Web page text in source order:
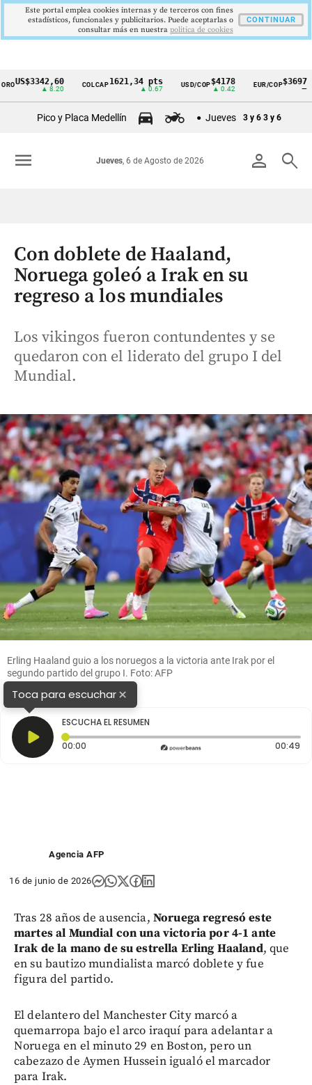
Cintillo
Colombia
US$3342,60
▲ 8.20
COLCAP 1621,34 pts
▲ 0.67
USD/COP$4178
▲ 0.42
EUR/COP$3697
Pico y Placa Medellín Jueves 3 y 6 3 y 6
person search
Jueves, 6 de Agosto de 2026
menu
Con doblete de Haaland,
Noruega goleó a Irak en su
regreso a los mundiales
Los vikingos fueron contundentes y se
quedaron con el liderato del grupo I del
Mundial.
Erling Haaland guio a los noruegos a la victoria ante Irak por el
segundo partido del grupo I. Foto: AFP
Toca para escuchar×
ESCUCHA EL RESUMEN
00:00 Tiempo transcurrido: 0 segundos 00:49
Agencia AFP
16 de junio de 2026
Tras 28 años de ausencia, Noruega regresó este
martes al Mundial con una victoria por 4-1 ante
Irak de la mano de su estrella Erling Haaland, que
en su bautizo mundialista marcó doblete y fue
figura del partido.
El delantero del Manchester City marcó a
quemarropa bajo el arco iraquí para adelantar a
Noruega en el minuto 29 en Boston, pero un
cabezazo de Aymen Hussein igualó el marcador
para Irak.
Este portal emplea cookies internas y de terceros con fines
estadísticos, funcionales y publicitarios. Puede aceptarlas o
consultar más en nuestra politica de cookies
CONTINUAR